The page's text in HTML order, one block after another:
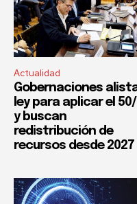
Actualidad
Gobernaciones
ley para aplicar el
y buscan
redistribución de
recursos desde 2027